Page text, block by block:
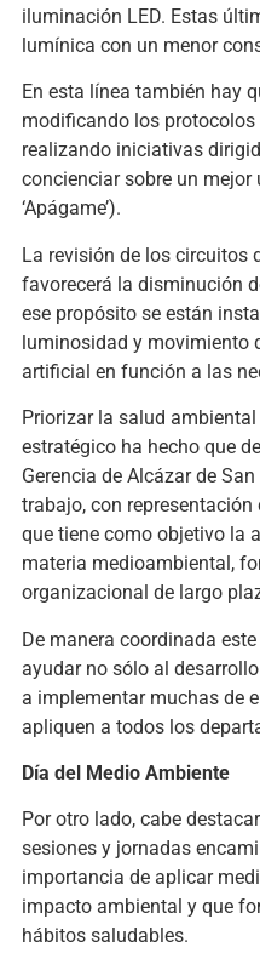
iluminación LED. Estas
lumínica con un menor
En esta línea también hay
modificando los
realizando iniciativas
concienciar sobre un mejor
‘Apágame’).
La revisión de los circuitos
favorecerá la disminución
ese propósito se están
luminosidad y movimiento
artificial en función a las
Priorizar la salud
estratégico ha hecho que
Gerencia de Alcázar de
trabajo, con
que tiene como objetivo la
materia medioambiental,
organizacional de largo
De manera coordinada
ayudar no sólo al
a implementar muchas de
apliquen a todos los
Día del Medio Ambiente
Por otro lado, cabe
sesiones y jornadas
importancia de aplicar
impacto ambiental y que
hábitos saludables.